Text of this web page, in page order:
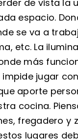
de vista la
espacio.
se va a
etc. La
más
jugar
aporte
cocina.
fregadero y
lugares